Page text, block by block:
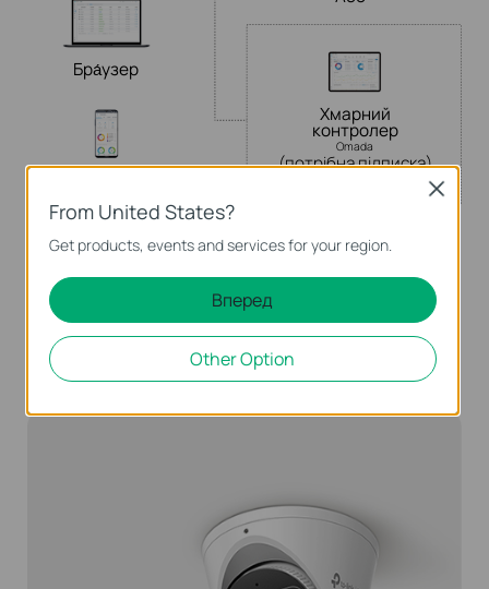
Хмарний
контролер
Omada
(потрібна підписка)
Бра́узер
Кілька сценаріїв застосування
From United States?
Get products, events and services for your region.
Вперед
Other Option
Close